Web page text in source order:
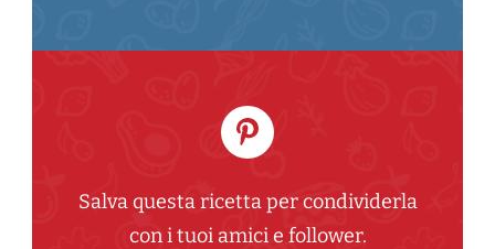
Salva questa ricetta per condividerla
con i tuoi amici e follower.